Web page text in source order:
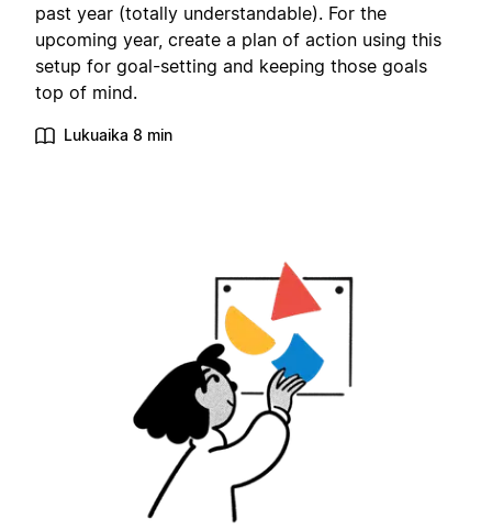
past year (totally understandable). For the
upcoming year, create a plan of action using this
setup for goal-setting and keeping those goals
top of mind.
Lukuaika 8 min